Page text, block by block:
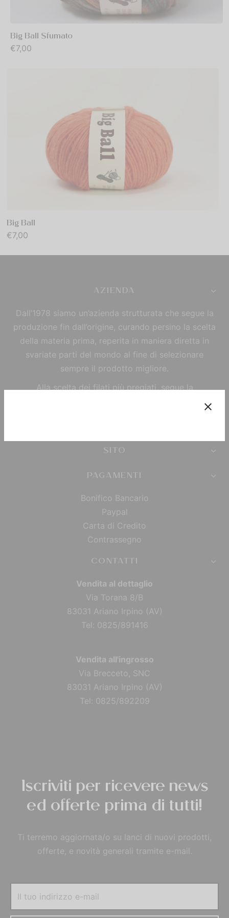
Big Ball Sfumato
€7,00
Big Ball
€7,00
AZIENDA
Dall’1978 siamo un’azienda strutturata che segue la
produzione fin dall’origine, curando persino la scelta
della materia prima, reperita in maniera diretta in
svariate parti del mondo al fine di selezionare
sempre il prodotto migliore.
Alla scelta dei filati più pregiati, segue la
trasformazione all’interno dei laboratori dell’azienda,
SITO
PAGAMENTI
Bonifico Bancario
Paypal
Carta di Credito
Contrassegno
CONTATTI
Vendita al dettaglio
Via Torana 8/B
83031 Ariano Irpino (AV)
Tel: 0825/891416
Vendita all'ingrosso
Via Brecceto, SNC
83031 Ariano Irpino (AV)
Tel: 0825/892209
Iscriviti per ricevere news
ed offerte prima di tutti!
Ti terremo aggiornata/o su lanci di nuovi prodotti,
offerte, e novità generali tramite e-mail.
Laminata Oro